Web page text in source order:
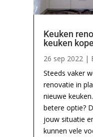
Keuken
keuken
26 sep 2022 |
Steeds vaker
renovatie in
nieuwe
betere optie?
jouw situatie
kunnen vele